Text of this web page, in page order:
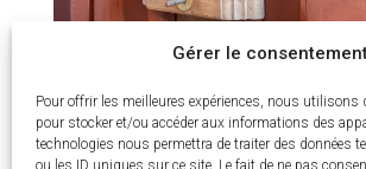
Gérer le
Pour offrir les meilleures expériences, nous utilisons
pour stocker et/ou accéder aux informations des
technologies nous permettra de traiter des données
ou les ID uniques sur ce site. Le fait de ne pas